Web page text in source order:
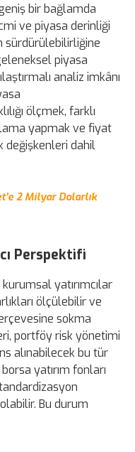
bir bağlamda
ve piyasa derinliği
sürdürülebilirliğine
piyasa
analiz imkânı
ölçmek, farklı
yapmak ve fiyat
değişkenleri dahil
2 Milyar Dolarlık
Perspektifi
yatırımcılar
ölçülebilir ve
sokma
portföy risk yönetimi
alınabilecek bu tür
yatırım fonları
Bu durum